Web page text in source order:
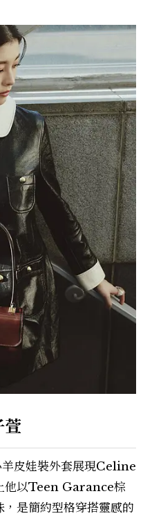
萱
皮娃裝外套展現Celine
他以Teen Garance棕
是簡約型格穿搭靈感的